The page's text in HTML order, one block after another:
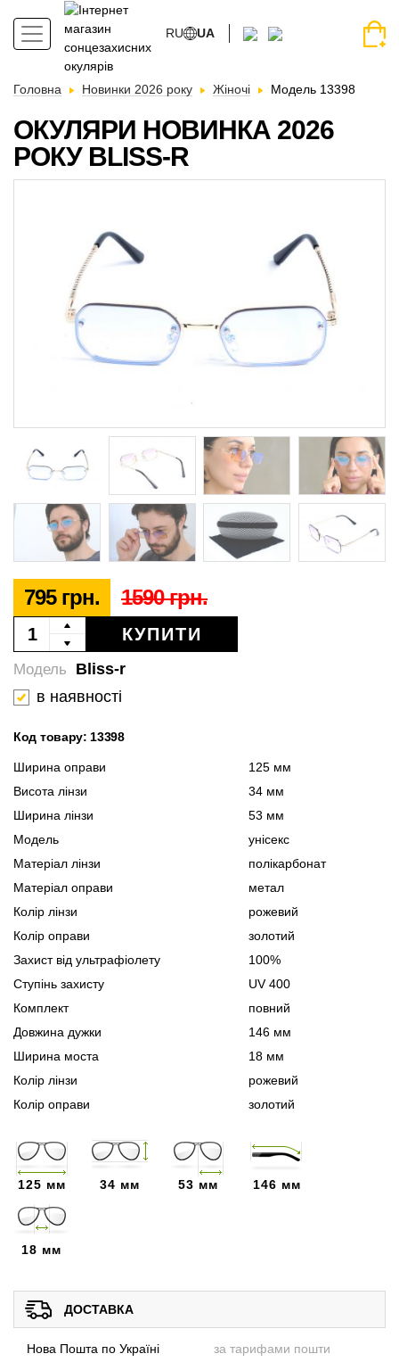
RU UA
Головна Новинки 2026 року Жіночі Модель 13398
ОКУЛЯРИ НОВИНКА 2026
РОКУ BLISS-R
795 грн. 1590 грн.
КУПИТИ
Bliss-r
Модель
в наявності
Код товару: 13398
Ширина оправи
125 мм
Висота лінзи
34 мм
Ширина лінзи
53 мм
Модель
унісекс
Матеріал лінзи
полікарбонат
Матеріал оправи
метал
Колір лінзи
рожевий
Колір оправи
золотий
Захист від ультрафіолету
100%
Ступінь захисту
UV 400
Комплект
повний
Довжина дужки
146 мм
Ширина моста
18 мм
Колір лінзи
рожевий
Колір оправи
золотий
125 мм 34 мм 53 мм 146 мм
18 мм
ДОСТАВКА
Нова Пошта по Україні за тарифами пошти